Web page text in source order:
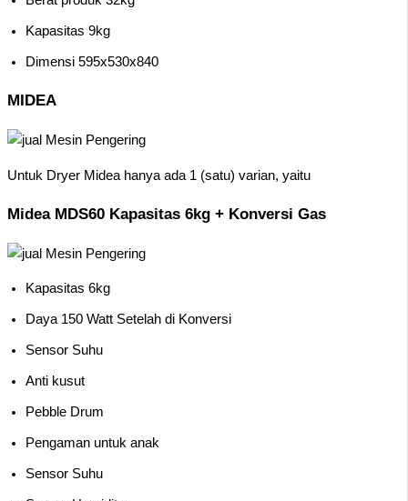
Kapasitas 9kg
Dimensi 595x530x840
MIDEA
Untuk Dryer Midea hanya ada 1 (satu) varian, yaitu
Midea MDS60 Kapasitas 6kg + Konversi Gas
Kapasitas 6kg
Daya 150 Watt Setelah di Konversi
Sensor Suhu
Anti kusut
Pebble Drum
Pengaman untuk anak
Sensor Suhu